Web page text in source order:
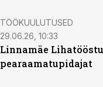
ST
TÖÖKUULUTUSED
29.06.26, 10:33
Linnamäe
pearaamatupidajat